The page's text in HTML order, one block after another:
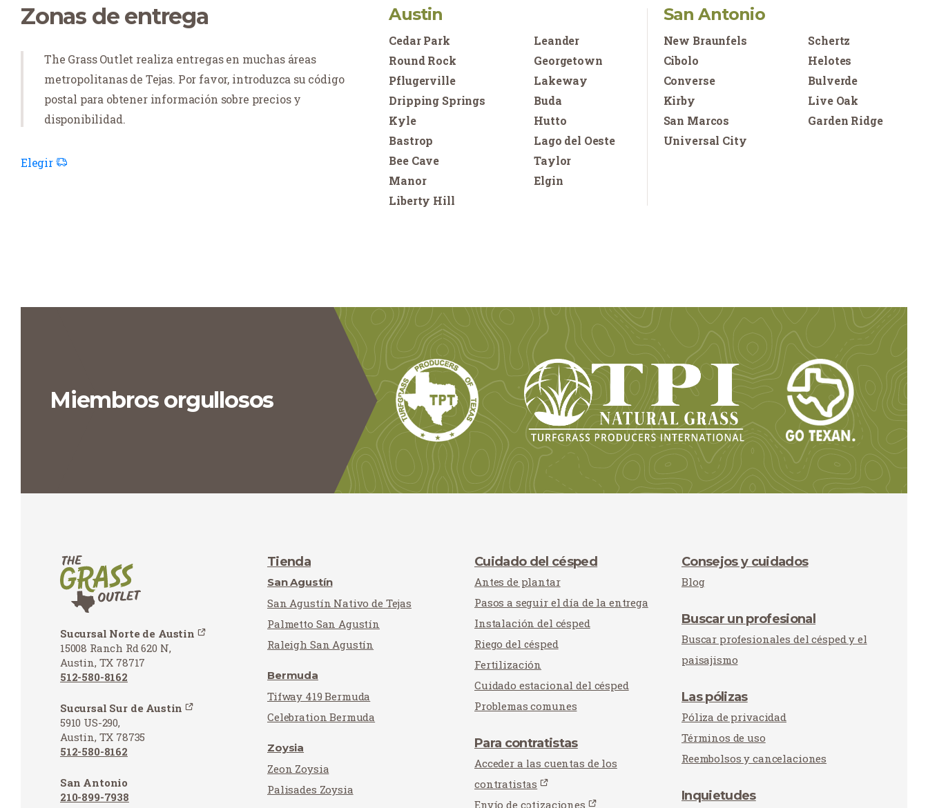
Zonas de entrega
The Grass Outlet realiza entregas en muchas áreas
metropolitanas de Tejas. Por favor, introduzca su código
postal para obtener información sobre precios y
disponibilidad.
Elegir
Austin
Cedar Park
Leander
Round Rock
Georgetown
Pflugerville
Lakeway
Dripping Springs
Buda
Kyle
Hutto
Bastrop
Lago del Oeste
Bee Cave
Taylor
Manor
Elgin
Liberty Hill
San Antonio
New Braunfels
Schertz
Cibolo
Helotes
Converse
Bulverde
Kirby
Live Oak
San Marcos
Garden Ridge
Universal City
Miembros orgullosos
Sucursal Norte de Austin
15008 Ranch Rd 620 N,
Austin, TX 78717
512-580-8162
Sucursal Sur de Austin
5910 US-290,
Austin, TX 78735
512-580-8162
San Antonio
210-899-7938
Tienda
San Agustín
San Agustín Nativo de Tejas
Palmetto San Agustín
Raleigh San Agustín
Bermuda
Tifway 419 Bermuda
Celebration Bermuda
Zoysia
Zeon Zoysia
Palisades Zoysia
Cuidado del césped
Antes de plantar
Pasos a seguir el día de la entrega
Instalación del césped
Riego del césped
Fertilización
Cuidado estacional del césped
Problemas comunes
Para contratistas
Acceder a las cuentas de los
contratistas
Envío de cotizaciones
Consejos y cuidados
Blog
Buscar un profesional
Buscar profesionales del césped y el
paisajismo
Las pólizas
Póliza de privacidad
Términos de uso
Reembolsos y cancelaciones
Inquietudes